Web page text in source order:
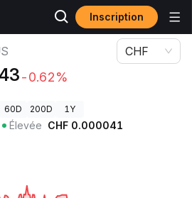
Inscription
-0.62%
CHF
60D 200D 1Y
Élevée CHF 0.000041